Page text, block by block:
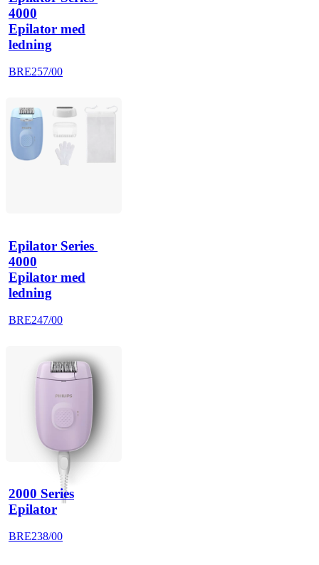
4000
Epilator med
ledning
BRE257/00
Epilator Series
4000
Epilator med
ledning
BRE247/00
2000 Series
Epilator
BRE238/00